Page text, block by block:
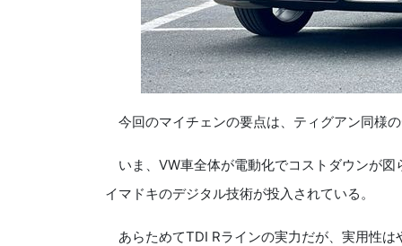
今回のマイチェンの要点は、ティグアン同様
いま、VW車全体が電動化でコストダウンが
イマドキのデジタル技術が投入されている。
あらためてTDI Rラインの実力だが、実用性は